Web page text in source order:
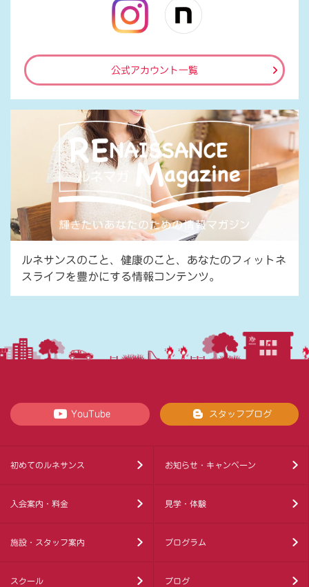
公式アカウント一覧
ルネサンスのこと、健康のこと、あなたのフィットネ
スライフを豊かにする情報コンテンツ。
YouTube スタッフブログ
初めてのルネサンス お知らせ・キャンペーン
入会案内・料金 見学・体験
施設・スタッフ案内 プログラム
スクール ブログ